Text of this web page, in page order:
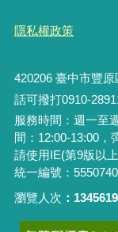
隱私權政策
420206臺中市豐原
話可撥打0910-
服務時間：週一至
間：12:00-13:00，
請使用IE(第9版以
統一編號：
瀏覽人次